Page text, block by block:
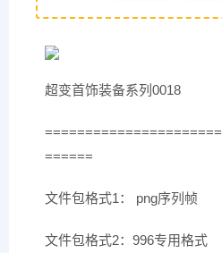
超变首饰装备系列0018
======
文件包格式1： png序列帧
文件包格式2：996专用格式